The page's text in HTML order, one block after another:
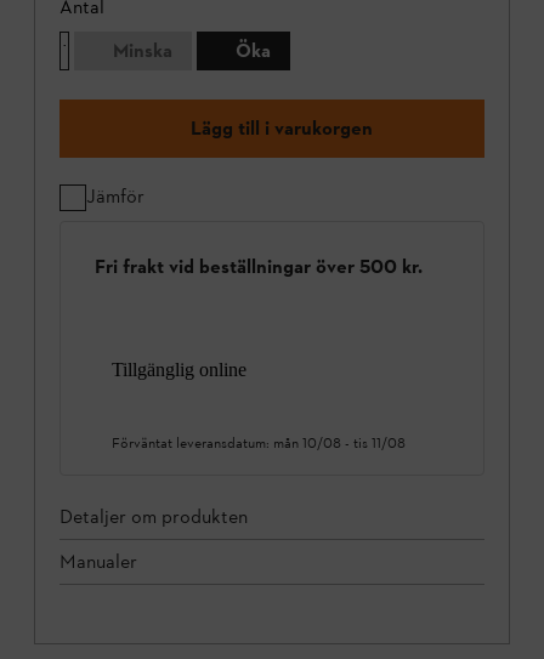
Antal
Minska
Öka
Lägg till i varukorgen
Jämför
Fri frakt vid beställningar över 500 kr.
Tillgänglig online
Förväntat leveransdatum: mån 10/08 - tis 11/08
Detaljer om produkten
Manualer